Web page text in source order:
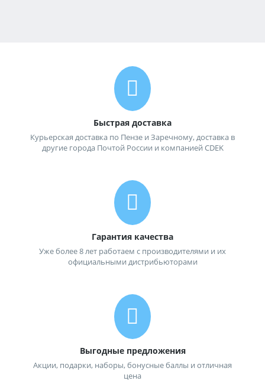
Быстрая доставка
Курьерская доставка по Пензе и Заречному, доставка в
другие города Почтой России и компанией CDEK
Гарантия качества
Уже более 8 лет работаем с производителями и их
официальными дистрибьюторами
Выгодные предложения
Акции, подарки, наборы, бонусные баллы и отличная
цена